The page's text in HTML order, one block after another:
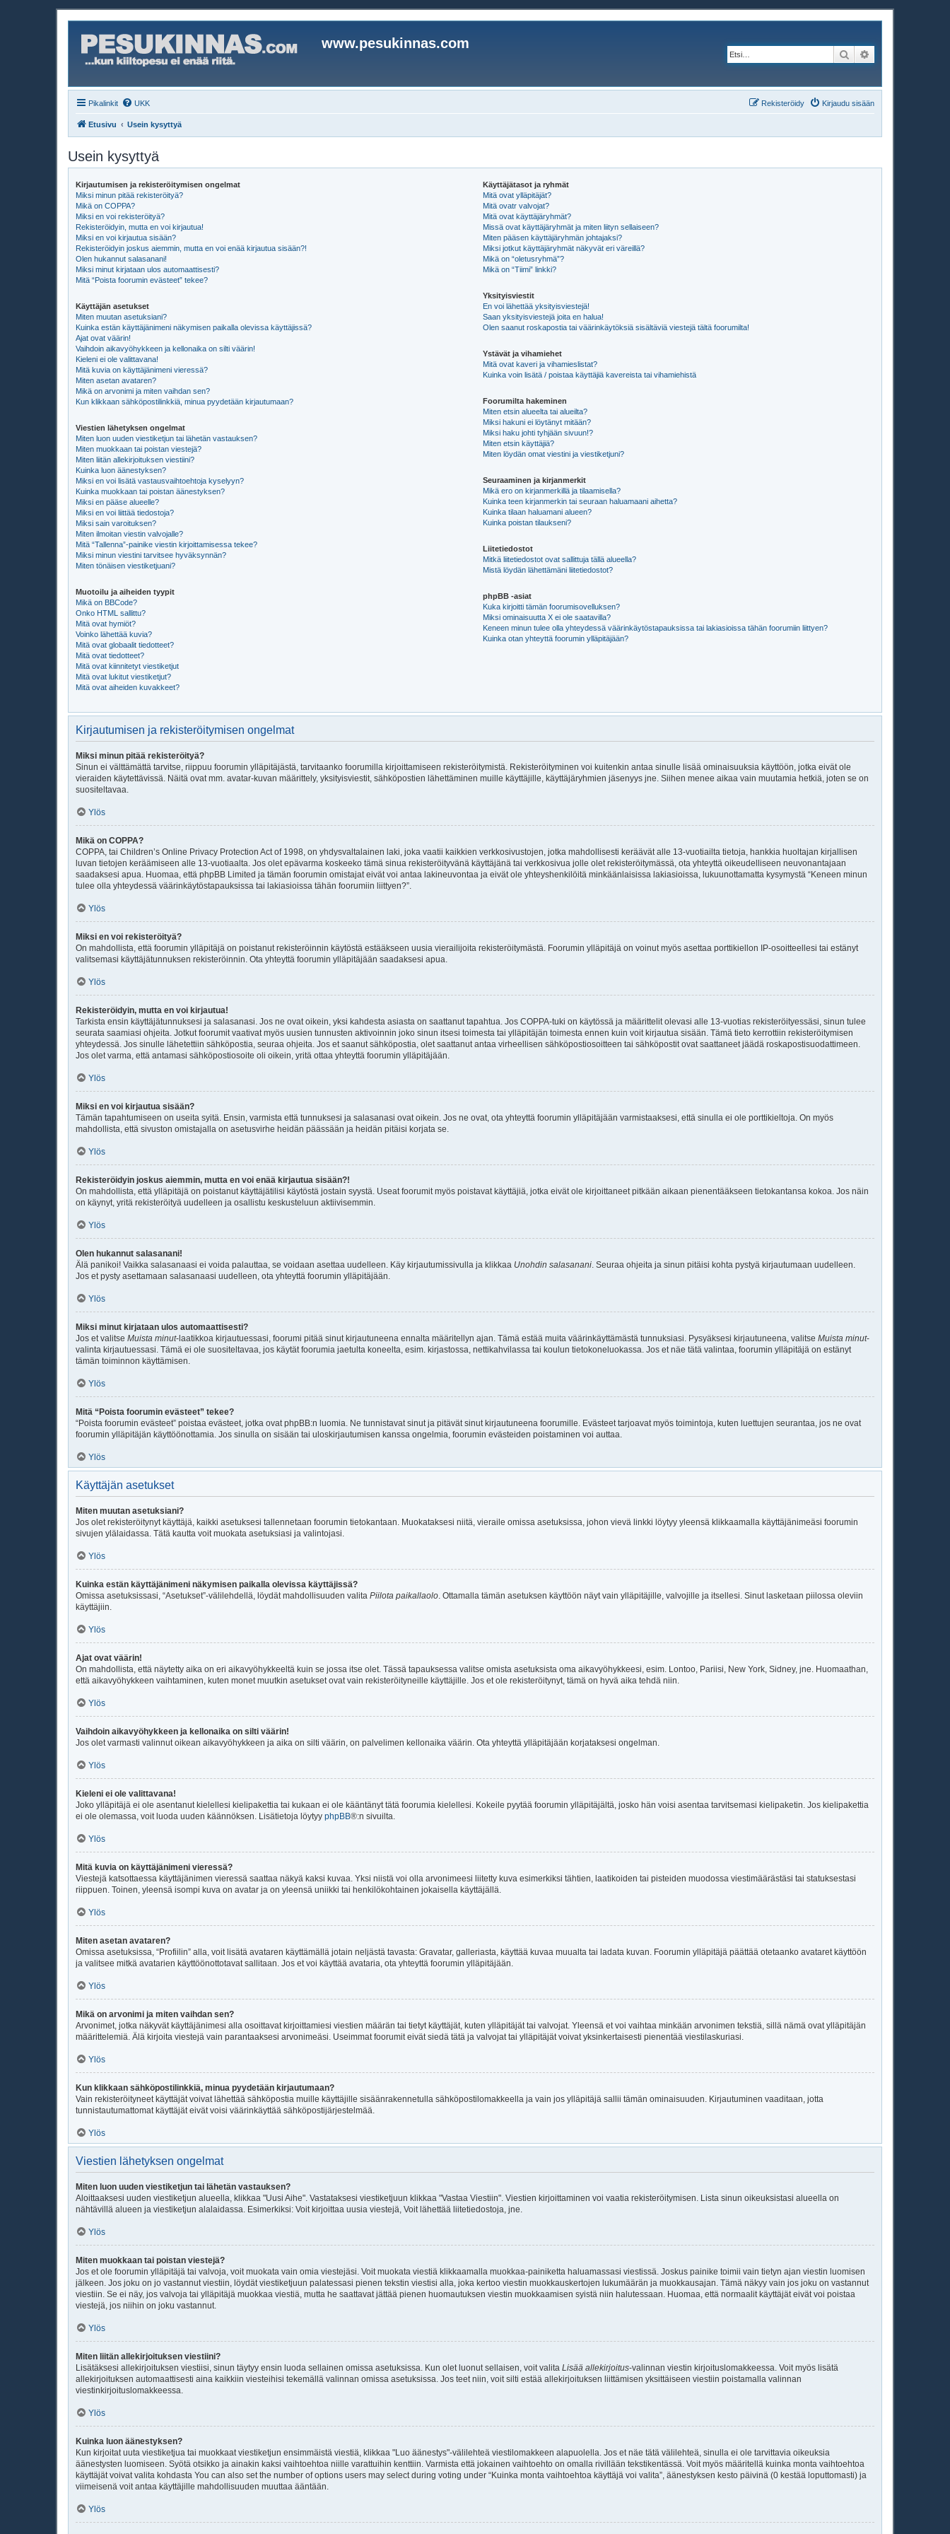
www.pesukinnas.com
Etsi
Pikalinkit UKK Kirjaudu sisään
Rekisteröidy
Etusivu Usein kysyttyä
Usein kysyttyä
Kirjautumisen ja rekisteröitymisen ongelmat
Miksi minun pitää rekisteröityä?
Mikä on COPPA?
Miksi en voi rekisteröityä?
Rekisteröidyin, mutta en voi kirjautua!
Miksi en voi kirjautua sisään?
Rekisteröidyin joskus aiemmin, mutta en voi enää kirjautua sisään?!
Olen hukannut salasanani!
Miksi minut kirjataan ulos automaattisesti?
Mitä “Poista foorumin evästeet” tekee?
Käyttäjän asetukset
Miten muutan asetuksiani?
Kuinka estän käyttäjänimeni näkymisen paikalla olevissa käyttäjissä?
Ajat ovat väärin!
Vaihdoin aikavyöhykkeen ja kellonaika on silti väärin!
Kieleni ei ole valittavana!
Mitä kuvia on käyttäjänimeni vieressä?
Miten asetan avataren?
Mikä on arvonimi ja miten vaihdan sen?
Kun klikkaan sähköpostilinkkiä, minua pyydetään kirjautumaan?
Viestien lähetyksen ongelmat
Miten luon uuden viestiketjun tai lähetän vastauksen?
Miten muokkaan tai poistan viestejä?
Miten liitän allekirjoituksen viestiini?
Kuinka luon äänestyksen?
Miksi en voi lisätä vastausvaihtoehtoja kyselyyn?
Kuinka muokkaan tai poistan äänestyksen?
Miksi en pääse alueelle?
Miksi en voi liittää tiedostoja?
Miksi sain varoituksen?
Miten ilmoitan viestin valvojalle?
Mitä “Tallenna”-painike viestin kirjoittamisessa tekee?
Miksi minun viestini tarvitsee hyväksynnän?
Miten tönäisen viestiketjuani?
Muotoilu ja aiheiden tyypit
Mikä on BBCode?
Onko HTML sallittu?
Mitä ovat hymiöt?
Voinko lähettää kuvia?
Mitä ovat globaalit tiedotteet?
Mitä ovat tiedotteet?
Mitä ovat kiinnitetyt viestiketjut
Mitä ovat lukitut viestiketjut?
Mitä ovat aiheiden kuvakkeet?
Käyttäjätasot ja ryhmät
Mitä ovat ylläpitäjät?
Mitä ovatr valvojat?
Mitä ovat käyttäjäryhmät?
Missä ovat käyttäjäryhmät ja miten liityn sellaiseen?
Miten pääsen käyttäjäryhmän johtajaksi?
Miksi jotkut käyttäjäryhmät näkyvät eri väreillä?
Mikä on “oletusryhmä”?
Mikä on “Tiimi” linkki?
Yksityisviestit
En voi lähettää yksityisviestejä!
Saan yksityisviestejä joita en halua!
Olen saanut roskapostia tai väärinkäytöksiä sisältäviä viestejä tältä foorumilta!
Ystävät ja vihamiehet
Mitä ovat kaveri ja vihamieslistat?
Kuinka voin lisätä / poistaa käyttäjiä kavereista tai vihamiehistä
Foorumilta hakeminen
Miten etsin alueelta tai alueilta?
Miksi hakuni ei löytänyt mitään?
Miksi haku johti tyhjään sivuun!?
Miten etsin käyttäjiä?
Miten löydän omat viestini ja viestiketjuni?
Seuraaminen ja kirjanmerkit
Mikä ero on kirjanmerkillä ja tilaamisella?
Kuinka teen kirjanmerkin tai seuraan haluamaani aihetta?
Kuinka tilaan haluamani alueen?
Kuinka poistan tilaukseni?
Liitetiedostot
Mitkä liitetiedostot ovat sallittuja tällä alueella?
Mistä löydän lähettämäni liitetiedostot?
phpBB -asiat
Kuka kirjoitti tämän foorumisovelluksen?
Miksi ominaisuutta X ei ole saatavilla?
Keneen minun tulee olla yhteydessä väärinkäytöstapauksissa tai lakiasioissa tähän foorumiin liittyen?
Kuinka otan yhteyttä foorumin ylläpitäjään?
Kirjautumisen ja rekisteröitymisen ongelmat
Miksi minun pitää rekisteröityä?
Sinun ei välttämättä tarvitse, riippuu foorumin ylläpitäjästä, tarvitaanko foorumilla kirjoittamiseen rekisteröitymistä. Rekisteröityminen voi kuitenkin antaa sinulle lisää ominaisuuksia käyttöön, jotka eivät ole
vieraiden käytettävissä. Näitä ovat mm. avatar-kuvan määrittely, yksityisviestit, sähköpostien lähettäminen muille käyttäjille, käyttäjäryhmien jäsenyys jne. Siihen menee aikaa vain muutamia hetkiä, joten se on
suositeltavaa.
Ylös
Mikä on COPPA?
COPPA, tai Children’s Online Privacy Protection Act of 1998, on yhdysvaltalainen laki, joka vaatii kaikkien verkkosivustojen, jotka mahdollisesti keräävät alle 13-vuotiailta tietoja, hankkia huoltajan kirjallisen
luvan tietojen keräämiseen alle 13-vuotiaalta. Jos olet epävarma koskeeko tämä sinua rekisteröityvänä käyttäjänä tai verkkosivua jolle olet rekisteröitymässä, ota yhteyttä oikeudelliseen neuvonantajaan
saadaksesi apua. Huomaa, että phpBB Limited ja tämän foorumin omistajat eivät voi antaa lakineuvontaa ja eivät ole yhteyshenkilöitä minkäänlaisissa lakiasioissa, lukuunottamatta kysymystä “Keneen minun
tulee olla yhteydessä väärinkäytöstapauksissa tai lakiasioissa tähän foorumiin liittyen?”.
Ylös
Miksi en voi rekisteröityä?
On mahdollista, että foorumin ylläpitäjä on poistanut rekisteröinnin käytöstä estääkseen uusia vierailijoita rekisteröitymästä. Foorumin ylläpitäjä on voinut myös asettaa porttikiellon IP-osoitteellesi tai estänyt
valitsemasi käyttäjätunnuksen rekisteröinnin. Ota yhteyttä foorumin ylläpitäjään saadaksesi apua.
Ylös
Rekisteröidyin, mutta en voi kirjautua!
Tarkista ensin käyttäjätunnuksesi ja salasanasi. Jos ne ovat oikein, yksi kahdesta asiasta on saattanut tapahtua. Jos COPPA-tuki on käytössä ja määrittelit olevasi alle 13-vuotias rekisteröityessäsi, sinun tulee
seurata saamiasi ohjeita. Jotkut foorumit vaativat myös uusien tunnusten aktivoinnin joko sinun itsesi toimesta tai ylläpitäjän toimesta ennen kuin voit kirjautua sisään. Tämä tieto kerrottiin rekisteröitymisen
yhteydessä. Jos sinulle lähetettiin sähköpostia, seuraa ohjeita. Jos et saanut sähköpostia, olet saattanut antaa virheellisen sähköpostiosoitteen tai sähköpostit ovat saattaneet jäädä roskapostisuodattimeen.
Jos olet varma, että antamasi sähköpostiosoite oli oikein, yritä ottaa yhteyttä foorumin ylläpitäjään.
Ylös
Miksi en voi kirjautua sisään?
Tämän tapahtumiseen on useita syitä. Ensin, varmista että tunnuksesi ja salasanasi ovat oikein. Jos ne ovat, ota yhteyttä foorumin ylläpitäjään varmistaaksesi, että sinulla ei ole porttikieltoja. On myös
mahdollista, että sivuston omistajalla on asetusvirhe heidän päässään ja heidän pitäisi korjata se.
Ylös
Rekisteröidyin joskus aiemmin, mutta en voi enää kirjautua sisään?!
On mahdollista, että ylläpitäjä on poistanut käyttäjätilisi käytöstä jostain syystä. Useat foorumit myös poistavat käyttäjiä, jotka eivät ole kirjoittaneet pitkään aikaan pienentääkseen tietokantansa kokoa. Jos näin
on käynyt, yritä rekisteröityä uudelleen ja osallistu keskusteluun aktiivisemmin.
Ylös
Olen hukannut salasanani!
Älä panikoi! Vaikka salasanaasi ei voida palauttaa, se voidaan asettaa uudelleen. Käy kirjautumissivulla ja klikkaa Unohdin salasanani. Seuraa ohjeita ja sinun pitäisi kohta pystyä kirjautumaan uudelleen.
Jos et pysty asettamaan salasanaasi uudelleen, ota yhteyttä foorumin ylläpitäjään.
Ylös
Miksi minut kirjataan ulos automaattisesti?
Jos et valitse Muista minut-laatikkoa kirjautuessasi, foorumi pitää sinut kirjautuneena ennalta määritellyn ajan. Tämä estää muita väärinkäyttämästä tunnuksiasi. Pysyäksesi kirjautuneena, valitse Muista minut-
valinta kirjautuessasi. Tämä ei ole suositeltavaa, jos käytät foorumia jaetulta koneelta, esim. kirjastossa, nettikahvilassa tai koulun tietokoneluokassa. Jos et näe tätä valintaa, foorumin ylläpitäjä on estänyt
tämän toiminnon käyttämisen.
Ylös
Mitä “Poista foorumin evästeet” tekee?
“Poista foorumin evästeet” poistaa evästeet, jotka ovat phpBB:n luomia. Ne tunnistavat sinut ja pitävät sinut kirjautuneena foorumille. Evästeet tarjoavat myös toimintoja, kuten luettujen seurantaa, jos ne ovat
foorumin ylläpitäjän käyttöönottamia. Jos sinulla on sisään tai uloskirjautumisen kanssa ongelmia, foorumin evästeiden poistaminen voi auttaa.
Ylös
Käyttäjän asetukset
Miten muutan asetuksiani?
Jos olet rekisteröitynyt käyttäjä, kaikki asetuksesi tallennetaan foorumin tietokantaan. Muokataksesi niitä, vieraile omissa asetuksissa, johon vievä linkki löytyy yleensä klikkaamalla käyttäjänimeäsi foorumin
sivujen ylälaidassa. Tätä kautta voit muokata asetuksiasi ja valintojasi.
Ylös
Kuinka estän käyttäjänimeni näkymisen paikalla olevissa käyttäjissä?
Omissa asetuksissasi, “Asetukset”-välilehdellä, löydät mahdollisuuden valita Piilota paikallaolo. Ottamalla tämän asetuksen käyttöön näyt vain ylläpitäjille, valvojille ja itsellesi. Sinut lasketaan piilossa oleviin
käyttäjiin.
Ylös
Ajat ovat väärin!
On mahdollista, että näytetty aika on eri aikavyöhykkeeltä kuin se jossa itse olet. Tässä tapauksessa valitse omista asetuksista oma aikavyöhykkeesi, esim. Lontoo, Pariisi, New York, Sidney, jne. Huomaathan,
että aikavyöhykkeen vaihtaminen, kuten monet muutkin asetukset ovat vain rekisteröityneille käyttäjille. Jos et ole rekisteröitynyt, tämä on hyvä aika tehdä niin.
Ylös
Vaihdoin aikavyöhykkeen ja kellonaika on silti väärin!
Jos olet varmasti valinnut oikean aikavyöhykkeen ja aika on silti väärin, on palvelimen kellonaika väärin. Ota yhteyttä ylläpitäjään korjataksesi ongelman.
Ylös
Kieleni ei ole valittavana!
Joko ylläpitäjä ei ole asentanut kielellesi kielipakettia tai kukaan ei ole kääntänyt tätä foorumia kielellesi. Kokeile pyytää foorumin ylläpitäjältä, josko hän voisi asentaa tarvitsemasi kielipaketin. Jos kielipakettia
ei ole olemassa, voit luoda uuden käännöksen. Lisätietoja löytyy phpBB®:n sivuilta.
Ylös
Mitä kuvia on käyttäjänimeni vieressä?
Viestejä katsottaessa käyttäjänimen vieressä saattaa näkyä kaksi kuvaa. Yksi niistä voi olla arvonimeesi liitetty kuva esimerkiksi tähtien, laatikoiden tai pisteiden muodossa viestimäärästäsi tai statuksestasi
riippuen. Toinen, yleensä isompi kuva on avatar ja on yleensä uniikki tai henkilökohtainen jokaisella käyttäjällä.
Ylös
Miten asetan avataren?
Omissa asetuksissa, “Profiilin” alla, voit lisätä avataren käyttämällä jotain neljästä tavasta: Gravatar, galleriasta, käyttää kuvaa muualta tai ladata kuvan. Foorumin ylläpitäjä päättää otetaanko avataret käyttöön
ja valitsee mitkä avatarien käyttöönottotavat sallitaan. Jos et voi käyttää avataria, ota yhteyttä foorumin ylläpitäjään.
Ylös
Mikä on arvonimi ja miten vaihdan sen?
Arvonimet, jotka näkyvät käyttäjänimesi alla osoittavat kirjoittamiesi viestien määrän tai tietyt käyttäjät, kuten ylläpitäjät tai valvojat. Yleensä et voi vaihtaa minkään arvonimen tekstiä, sillä nämä ovat ylläpitäjän
määrittelemiä. Älä kirjoita viestejä vain parantaaksesi arvonimeäsi. Useimmat foorumit eivät siedä tätä ja valvojat tai ylläpitäjät voivat yksinkertaisesti pienentää viestilaskuriasi.
Ylös
Kun klikkaan sähköpostilinkkiä, minua pyydetään kirjautumaan?
Vain rekisteröityneet käyttäjät voivat lähettää sähköpostia muille käyttäjille sisäänrakennetulla sähköpostilomakkeella ja vain jos ylläpitäjä sallii tämän ominaisuuden. Kirjautuminen vaaditaan, jotta
tunnistautumattomat käyttäjät eivät voisi väärinkäyttää sähköpostijärjestelmää.
Ylös
Viestien lähetyksen ongelmat
Miten luon uuden viestiketjun tai lähetän vastauksen?
Aloittaaksesi uuden viestiketjun alueella, klikkaa "Uusi Aihe". Vastataksesi viestiketjuun klikkaa "Vastaa Viestiin". Viestien kirjoittaminen voi vaatia rekisteröitymisen. Lista sinun oikeuksistasi alueella on
nähtävillä alueen ja viestiketjun alalaidassa. Esimerkiksi: Voit kirjoittaa uusia viestejä, Voit lähettää liitetiedostoja, jne.
Ylös
Miten muokkaan tai poistan viestejä?
Jos et ole foorumin ylläpitäjä tai valvoja, voit muokata vain omia viestejäsi. Voit muokata viestiä klikkaamalla muokkaa-painiketta haluamassasi viestissä. Joskus painike toimii vain tietyn ajan viestin luomisen
jälkeen. Jos joku on jo vastannut viestiin, löydät viestiketjuun palatessasi pienen tekstin viestisi alla, joka kertoo viestin muokkauskertojen lukumäärän ja muokkausajan. Tämä näkyy vain jos joku on vastannut
viestiin. Se ei näy, jos valvoja tai ylläpitäjä muokkaa viestiä, mutta he saattavat jättää pienen huomautuksen viestin muokkaamisen syistä niin halutessaan. Huomaa, että normaalit käyttäjät eivät voi poistaa
viestejä, jos niihin on joku vastannut.
Ylös
Miten liitän allekirjoituksen viestiini?
Lisätäksesi allekirjoituksen viestiisi, sinun täytyy ensin luoda sellainen omissa asetuksissa. Kun olet luonut sellaisen, voit valita Lisää allekirjoitus-valinnan viestin kirjoituslomakkeessa. Voit myös lisätä
allekirjoituksen automaattisesti aina kaikkiin viesteihisi tekemällä valinnan omissa asetuksissa. Jos teet niin, voit silti estää allekirjoituksen liittämisen yksittäiseen viestiin poistamalla valinnan
viestinkirjoituslomakkeessa.
Ylös
Kuinka luon äänestyksen?
Kun kirjoitat uuta viestiketjua tai muokkaat viestiketjun ensimmäistä viestiä, klikkaa "Luo äänestys"-välilehteä viestilomakkeen alapuolella. Jos et näe tätä välilehteä, sinulla ei ole tarvittavia oikeuksia
äänestysten luomiseen. Syötä otsikko ja ainakin kaksi vaihtoehtoa niille varattuihin kenttiin. Varmista että jokainen vaihtoehto on omalla rivillään tekstikentässä. Voit myös määritellä kuinka monta vaihtoehtoa
käyttäjät voivat valita kohdasta You can also set the number of options users may select during voting under “Kuinka monta vaihtoehtoa käyttäjä voi valita”, äänestyksen kesto päivinä (0 kestää loputtomasti) ja
viimeisenä voit antaa käyttäjille mahdollisuuden muuttaa ääntään.
Ylös